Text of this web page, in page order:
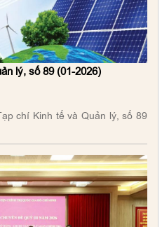
lý, số 89 (01-2026)
chí Kinh tế và Quản lý, số 89